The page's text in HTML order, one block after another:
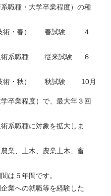
職種・大学卒業程度）の種
技術・春） 春試験 ４
術系職種 従来試験 ６
技術・秋） 秋試験 10月
卒業程度）で、最大年３回
職種に対象を拡大しま
、土木、農業土木、畜
は５年間です。
への就職等を経験した